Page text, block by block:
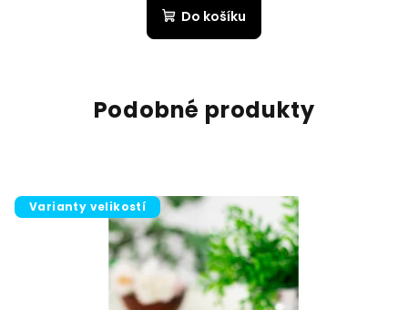
Do košíku
Podobné produkty
Varianty velikostí